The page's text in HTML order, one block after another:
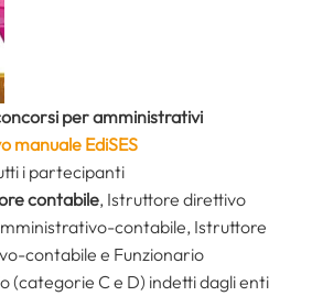
peramministrativi
manuale EdiSES
i partecipanti
contabile, Istruttore direttivo
contabile, Istruttore
contabile e Funzionario
(categorie C e D) indetti dagli enti